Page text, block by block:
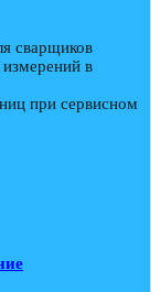
сварщиков
измерений в
при сервисном